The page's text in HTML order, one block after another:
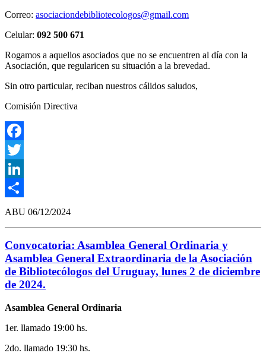
Correo: asociaciondebibliotecologos@gmail.com
Celular: 092 500 671
Rogamos a aquellos asociados que no se encuentren al día con la
Asociación, que regularicen su situación a la brevedad.
Sin otro particular, reciban nuestros cálidos saludos,
Comisión Directiva
Facebook
Twitter
LinkedIn
Compartir
ABU 06/12/2024
Convocatoria: Asamblea General Ordinaria y
Asamblea General Extraordinaria de la Asociación
de Bibliotecólogos del Uruguay, lunes 2 de diciembre
de 2024.
Asamblea General Ordinaria
1er. llamado 19:00 hs.
2do. llamado 19:30 hs.